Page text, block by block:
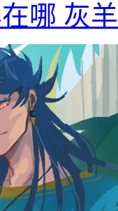
哪 灰